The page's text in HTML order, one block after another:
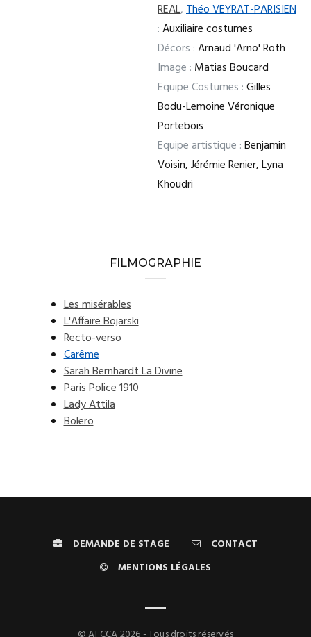
REAL,Théo VEYRAT-PARISIEN
:Auxiliaire costumes
Décors :Arnaud 'Arno' Roth
Image : Matias Boucard
Equipe Costumes :Gilles
Bodu-Lemoine Véronique
Portebois
Equipe artistique :Benjamin
Voisin, Jérémie Renier, Lyna
Khoudri
FILMOGRAPHIE
Les misérables
L'Affaire Bojarski
Recto-verso
Carême
Sarah Bernhardt La Divine
Paris Police 1910
Lady Attila
Bolero
DEMANDE DE STAGE
CONTACT
MENTIONS LÉGALES